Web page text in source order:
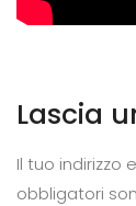
Lascia
Il tuo indirizzo
obbligatori